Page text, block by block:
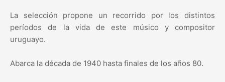
La selección propone un recorrido por los distintos
períodos de la vida de este músico y compositor
uruguayo.
Abarca la década de 1940 hasta finales de los años 80.